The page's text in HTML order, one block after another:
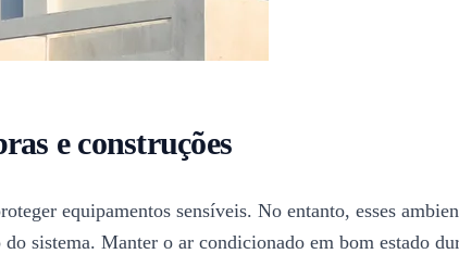
e construções
equipamentos sensíveis. No entanto, esses
sistema. Manter o ar condicionado em bom estado